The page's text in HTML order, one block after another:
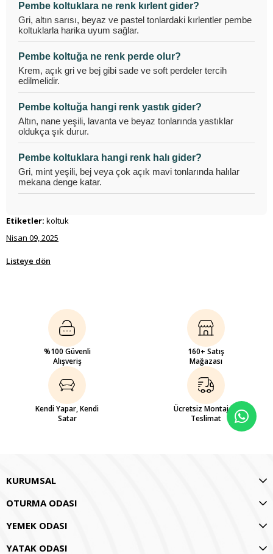
Pembe koltuklara ne renk kırlent gider?
Gri, altın sarısı, beyaz ve pastel tonlardaki kırlentler pembe
koltuklarla harika uyum sağlar.
Pembe koltuğa ne renk perde olur?
Krem, açık gri ve bej gibi sade ve soft perdeler tercih
edilmelidir.
Pembe koltuğa hangi renk yastık gider?
Altın, nane yeşili, lavanta ve beyaz tonlarında yastıklar
oldukça şık durur.
Pembe koltuklara hangi renk halı gider?
Gri, mint yeşili, bej veya çok açık mavi tonlarında halılar
mekana denge katar.
Etiketler: koltuk
Nisan 09, 2025
Listeye dön
%100 Güvenli
Alışveriş
160+ Satış
Mağazası
Kendi Yapar, Kendi
Satar
Ücretsiz Montaj ve
Teslimat
KURUMSAL
OTURMA ODASI
YEMEK ODASI
YATAK ODASI